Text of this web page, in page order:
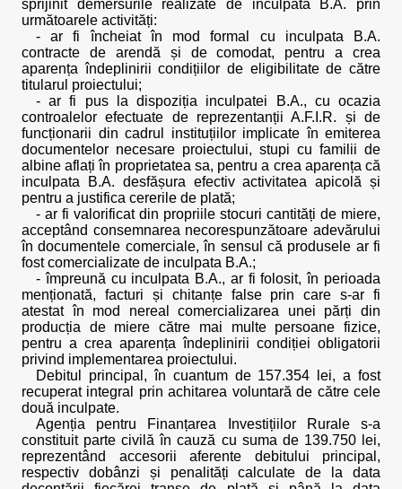
sprijinit demersurile realizate de inculpata B.A. prin
următoarele activități:
- ar fi încheiat în mod formal cu inculpata B.A.
contracte de arendă și de comodat, pentru a crea
aparența îndeplinirii condițiilor de eligibilitate de către
titularul proiectului;
- ar fi pus la dispoziția inculpatei B.A., cu ocazia
controalelor efectuate de reprezentanții A.F.I.R. și de
funcționarii din cadrul instituțiilor implicate în emiterea
documentelor necesare proiectului, stupi cu familii de
albine aflați în proprietatea sa, pentru a crea aparența că
inculpata B.A. desfășura efectiv activitatea apicolă și
pentru a justifica cererile de plată;
- ar fi valorificat din propriile stocuri cantități de miere,
acceptând consemnarea necorespunzătoare adevărului
în documentele comerciale, în sensul că produsele ar fi
fost comercializate de inculpata B.A.;
- împreună cu inculpata B.A., ar fi folosit, în perioada
menționată, facturi și chitanțe false prin care s-ar fi
atestat în mod nereal comercializarea unei părți din
producția de miere către mai multe persoane fizice,
pentru a crea aparența îndeplinirii condiției obligatorii
privind implementarea proiectului.
Debitul principal, în cuantum de 157.354 lei, a fost
recuperat integral prin achitarea voluntară de către cele
două inculpate.
Agenția pentru Finanțarea Investițiilor Rurale s-a
constituit parte civilă în cauză cu suma de 139.750 lei,
reprezentând accesorii aferente debitului principal,
respectiv dobânzi și penalități calculate de la data